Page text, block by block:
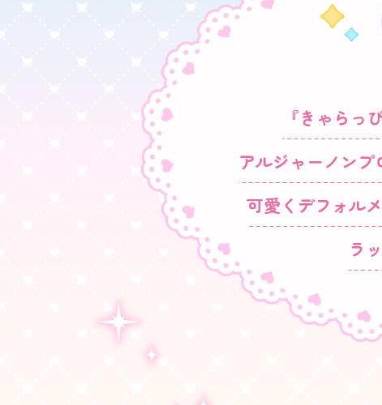
『きゃらっ
アルジャーノンプ
可愛くデフォル
ラ